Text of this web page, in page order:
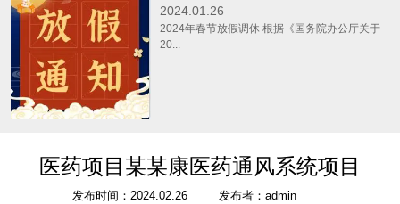
2024.01.26
2024年春节放假调休 根据《国务院办公厅关于
20...
医药项目某某康医药通风系统项目
发布时间：2024.02.26 发布者：admin